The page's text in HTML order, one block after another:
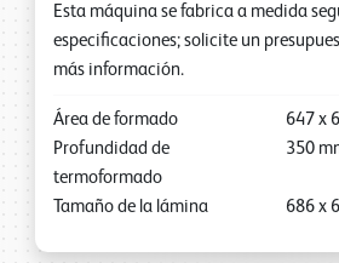
Esta máquina se fabrica a medida
especificaciones; solicite un
más información.
Área de formado 647 x
Profundidad de
termoformado
350
Tamaño de la lámina 686 x